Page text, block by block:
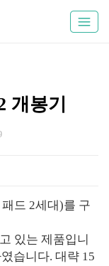
개봉기
드 2세대)를 구
있는 제품입니
습니다. 대략 15